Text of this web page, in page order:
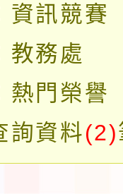
畫」
第1學
鐘點教
續甄選)
115學年
份度學生
參觀特色
資訊競賽
教務處
熱門榮譽
詢資料(2)